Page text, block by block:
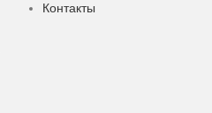
Контакты